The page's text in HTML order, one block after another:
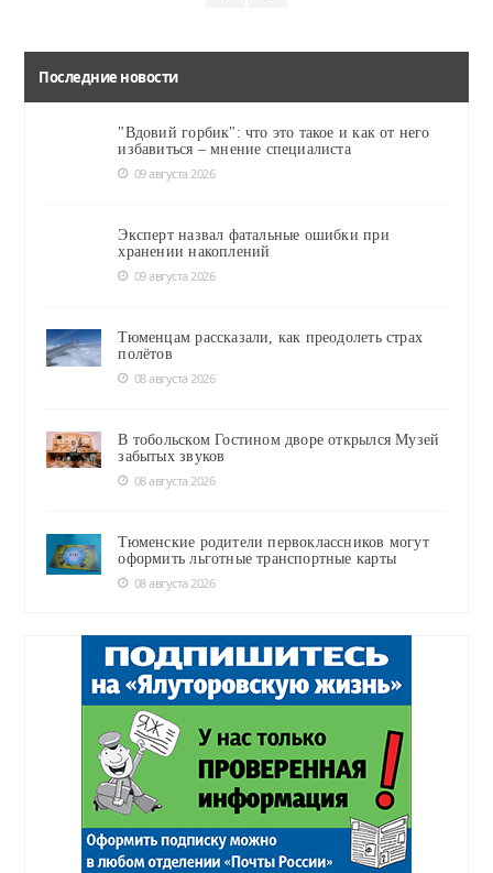
Последние новости
"Вдовий горбик": что это такое и как от него
избавиться – мнение специалиста
09 августа 2026
Эксперт назвал фатальные ошибки при
хранении накоплений
09 августа 2026
Тюменцам рассказали, как преодолеть страх
полётов
08 августа 2026
В тобольском Гостином дворе открылся Музей
забытых звуков
08 августа 2026
Тюменские родители первоклассников могут
оформить льготные транспортные карты
08 августа 2026